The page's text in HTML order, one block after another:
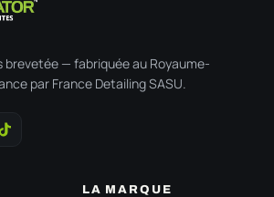
— fabriquée au Royaume-
par France Detailing SASU.
LA MARQUE